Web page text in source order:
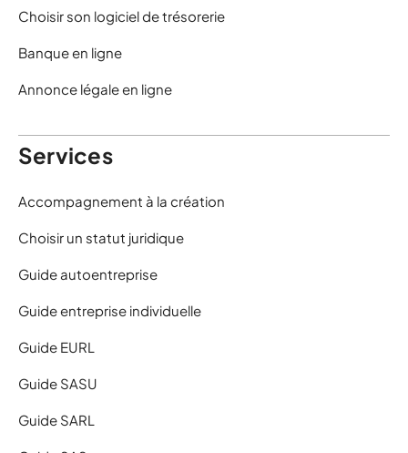
Choisir son logiciel de trésorerie
Banque en ligne
Annonce légale en ligne
Services
Accompagnement à la création
Choisir un statut juridique
Guide autoentreprise
Guide entreprise individuelle
Guide EURL
Guide SASU
Guide SARL